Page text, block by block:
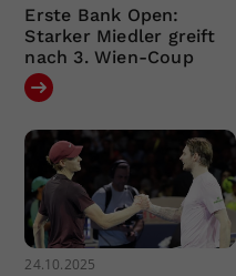
Erste Bank Open:
Starker Miedler greift
nach 3. Wien-Coup
24.10.2025